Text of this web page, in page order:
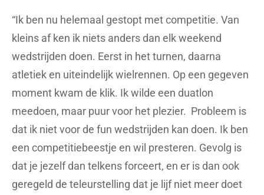
“Ik ben nu helemaal gestopt met competitie. Van
kleins af ken ik niets anders dan elk weekend
wedstrijden doen. Eerst in het turnen, daarna
atletiek en uiteindelijk wielrennen. Op een gegeven
moment kwam de klik. Ik wilde een duatlon
meedoen, maar puur voor het plezier. Probleem is
dat ik niet voor de fun wedstrijden kan doen. Ik ben
een competitiebeestje en wil presteren. Gevolg is
dat je jezelf dan telkens forceert, en er is dan ook
geregeld de teleurstelling dat je lijf niet meer doet